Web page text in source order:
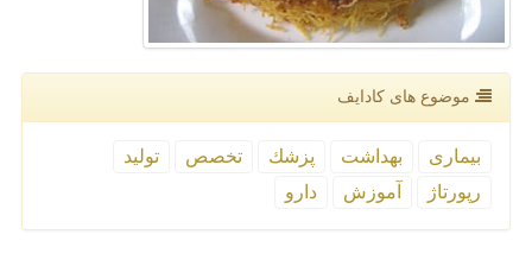
موضوع های كادایف
بیماری بهداشت پزشك تخصص
تولید
رپورتاژ
آموزش دارو